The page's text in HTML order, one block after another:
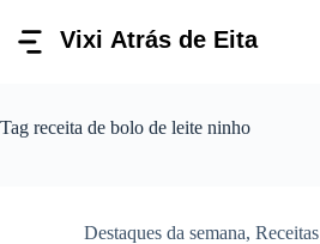
para
Tag receita de bolo de leite ninho
Destaques da semana, Receitas